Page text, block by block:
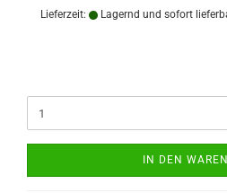
Lieferzeit: Lagernd und sofort
IN DEN